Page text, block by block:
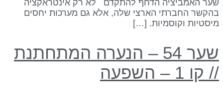
האמביציה הדחף להתקדם לא רק אינטראקציה
החברתי הארצי שלה, אלא גם מערכות יחסים
וקוסמיות. […]
שער 54 – הנערה המתחתנת
1 – השפעה